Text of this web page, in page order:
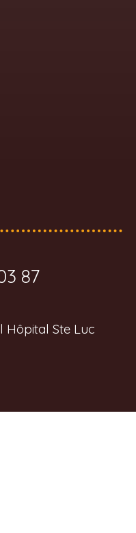
87
Hôpital Ste Luc